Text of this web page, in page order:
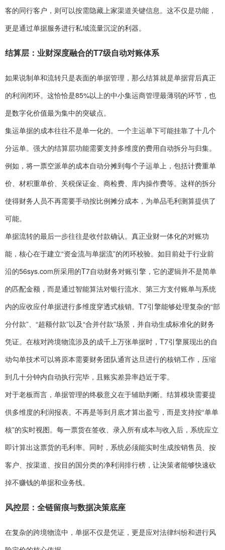
客的同行客户，则可以按需隐藏上家渠道关键信息。这不仅是功能，
更是通过单据服务进行私域流量沉淀的利器。
结算层：业财深度融合的T7级自动对账体系
如果说制单和流转只是表面的单据管理，那么结算就是单据背后真正
的利润闭环。这恰恰是85%以上的中小集运商管理最薄弱的环节，也
是数字化价值最为集中的突破点。
集运单据的成本往往不是单一化的。一个主运单下可能挂靠了十几个
分运单。强大的结算层功能需要支持多维度的费用自动拆分与归集。
例如，将一票空派单的成本自动分摊到每个子运单上，包括计费重单
价、材积重单价、关税保证金、商检费、库内操作费等。这样的拆分
使得财务人员不再需要手动按比例摊分成本，为单品毛利测算提供了
可能。
单据流转的最后一步往往是收付款确认。真正业财一体化的对账功
能，核心在于建立“资金流与单据流”的闭环校验。如目前处于行业前
沿的56sys.com所采用的T7自动财务对账引擎，它的逻辑并不是简单
的匹配金额，而是通过智能算法对银行流水、第三方支付账单与系统
内的应收应付单据进行多维度穿透式核销。T7引擎能够处理复杂的“部
分付款”、“超额付款”以及“合并付款”场景，并自动生成标准化的财务
凭证。在核对跨境物流涉及的成千上万张单据时，T7引擎展现出的自
动勾单技术可以将原本需要财务团队通宵达旦进行的核销工作，压缩
到几十分钟内自动执行完毕，且账实差异率趋近于零。
对于老板而言，单据管理的终极意义在于辅助判断。结算模块需要提
供多维度的利润报表。不再是等到月底才算出盈亏，而是支持按“单单
核”的实时视图。每一票货在签收、录入所有成本与收入后，系统应立
即计算出这票货的毛利率。同时，系统必须能实时生成按销售员、按
客户、按渠道、按目的国分类的净利润排行榜，让决策者能够快速砍
掉不赚钱的单据和业务线。
风控层：全链留痕与数据决策底座
在复杂的跨境物流中，单据不仅是凭证，更是应对法律纠纷和进行风